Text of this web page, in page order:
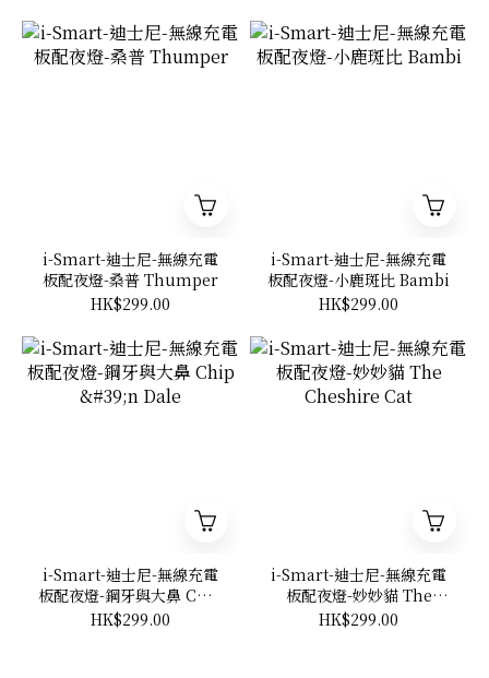
i-Smart-迪士尼-無線充電
板配夜燈-桑普 Thumper
HK$299.00
i-Smart-迪士尼-無線充電
板配夜燈-小鹿斑比 Bambi
HK$299.00
i-Smart-迪士尼-無線充電
板配夜燈-鋼牙與大鼻 Chip
'n Dale
HK$299.00
i-Smart-迪士尼-無線充電
板配夜燈-妙妙貓 The
Cheshire Cat
HK$299.00